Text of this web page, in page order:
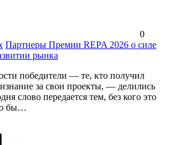
0
Партнеры Премии REPA 2026 о силе
рынка
победители — те, кто получил
за свои проекты, — делились
слово передается тем, без кого это
бы…